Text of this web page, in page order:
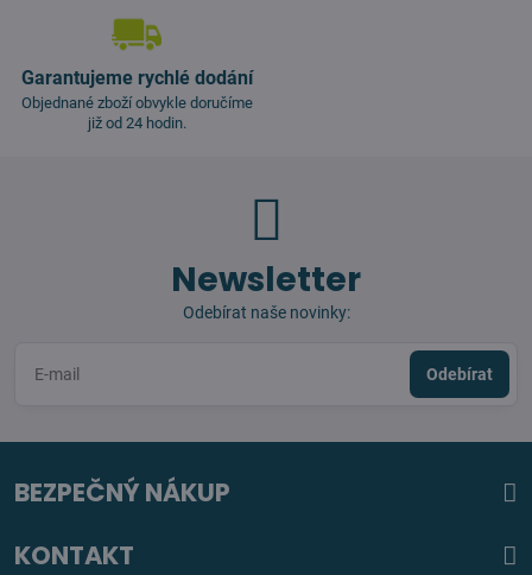
Garantujeme rychlé dodání
Objednané zboží obvykle doručíme
již od 24 hodin.
Newsletter
Odebírat naše novinky:
Odebírat
BEZPEČNÝ NÁKUP
KONTAKT